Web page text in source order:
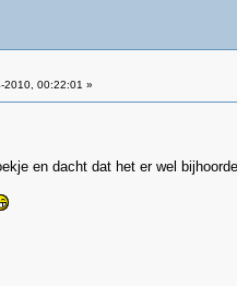
2010, 00:22:01 »
en dacht dat het er wel